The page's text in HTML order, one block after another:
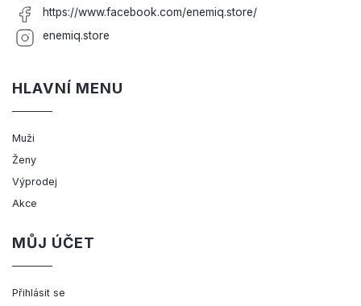
https://www.facebook.com/enemiq.store/
enemiq.store
HLAVNÍ MENU
Muži
Ženy
Výprodej
Akce
MŮJ ÚČET
Přihlásit se